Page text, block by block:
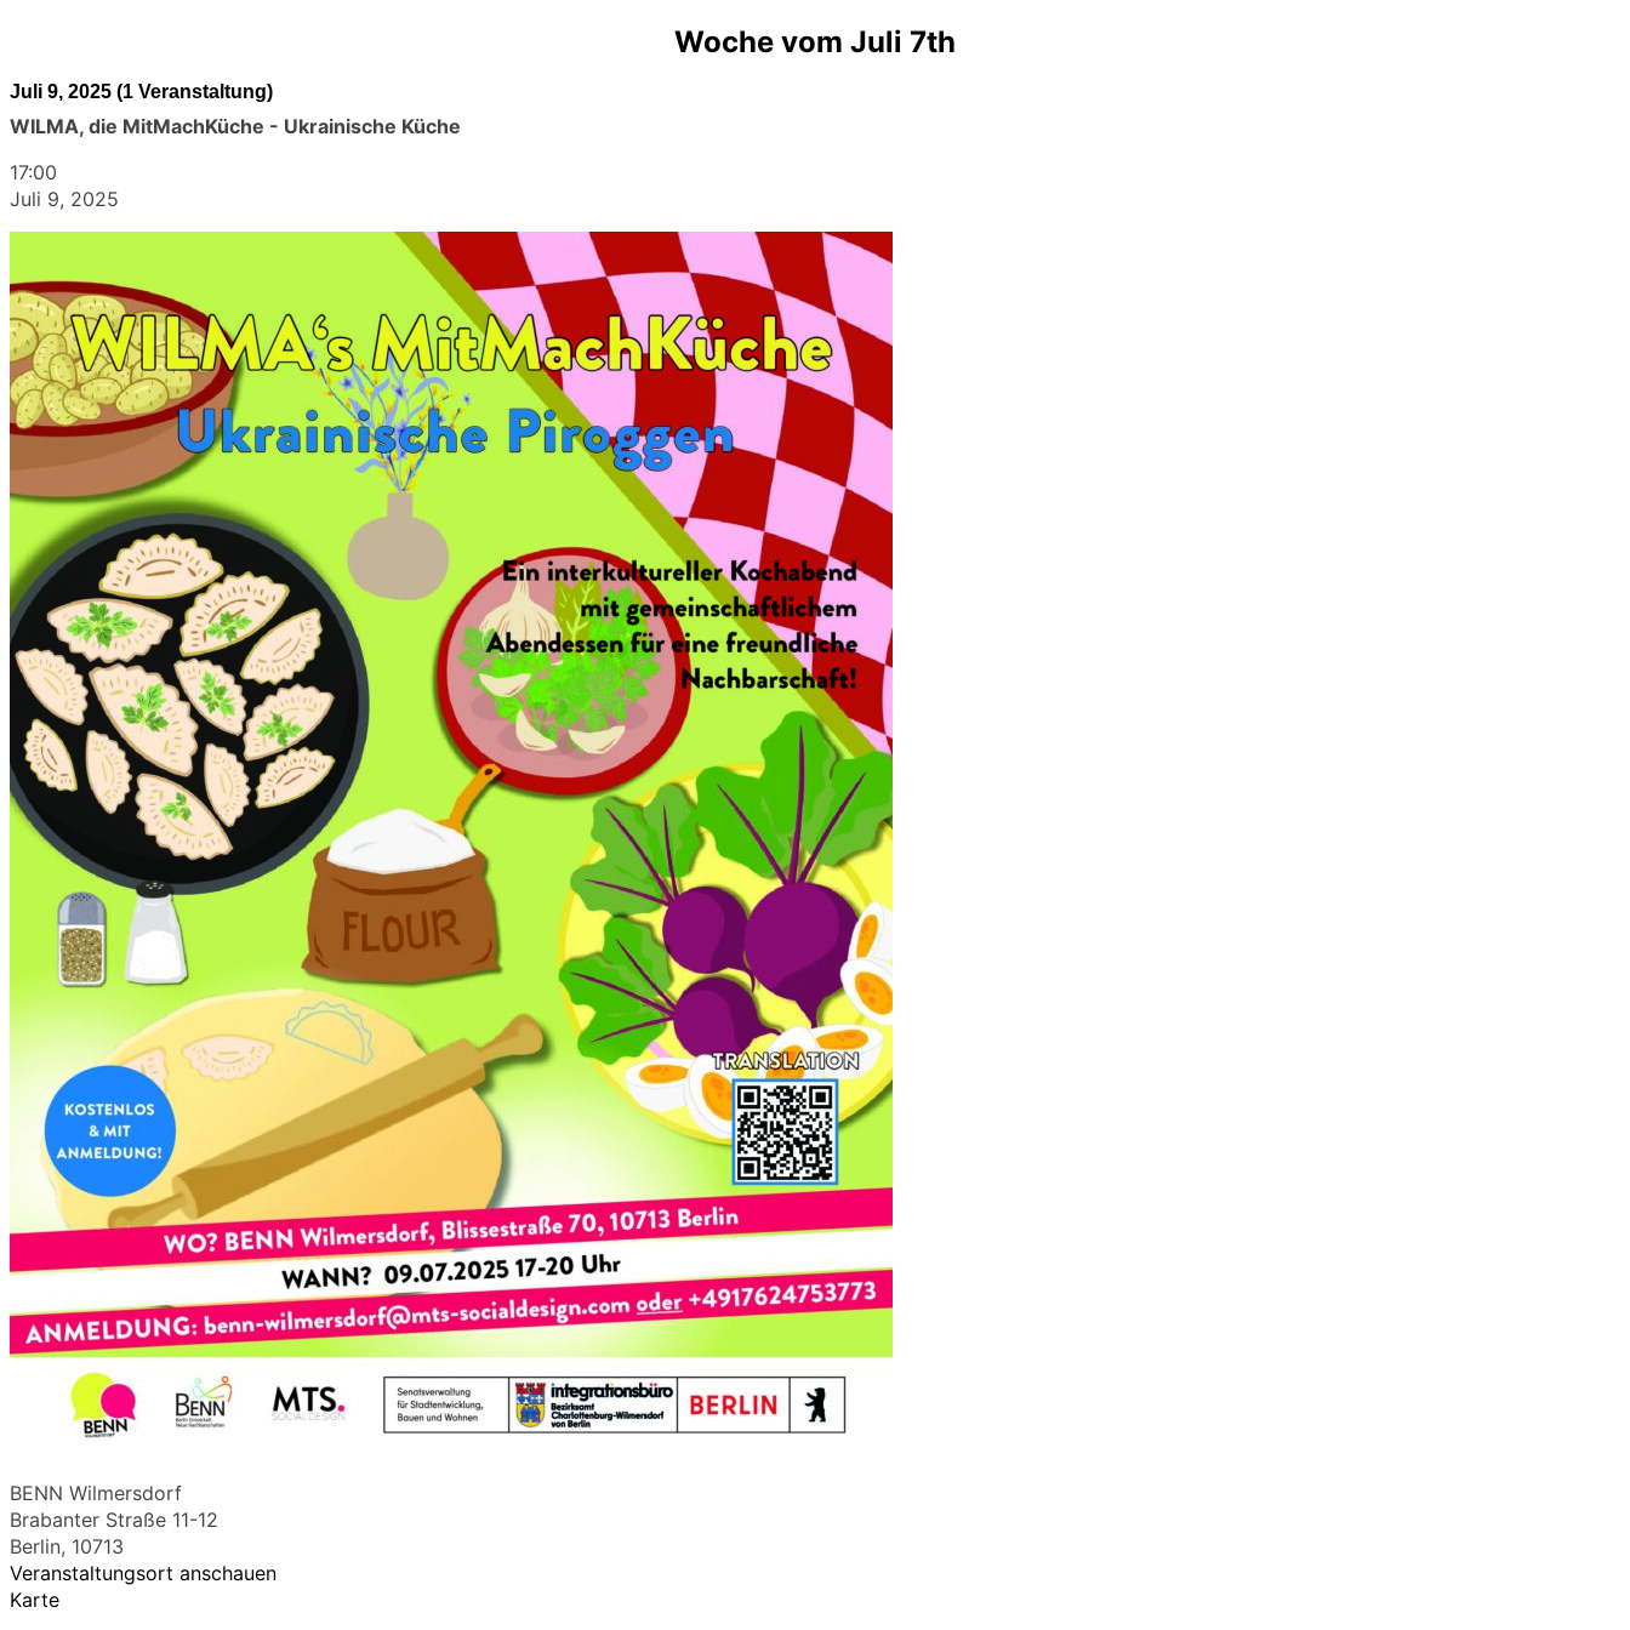
Woche vom Juli 7th
Juli 9, 2025 (1 Veranstaltung)
WILMA, die MitMachKüche - Ukrainische Küche
17:00
Juli 9, 2025
BENN Wilmersdorf
Brabanter Straße 11-12
Berlin, 10713
Veranstaltungsort anschauen
Karte